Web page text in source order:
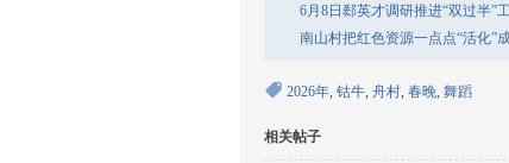
6月8日郄英才调研推进“双过半”
南山村把红色资源一点点“活化”
2026年, 钴牛, 舟村, 春晚, 舞蹈
相关帖子